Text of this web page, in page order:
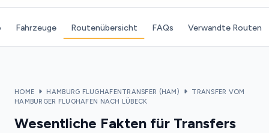
Fahrzeuge Routenübersicht FAQs Verwandte Routen
HOME HAMBURG FLUGHAFENTRANSFER (HAM)
TRANSFER VOM
HAMBURGER FLUGHAFEN NACH LÜBECK
Wesentliche Fakten für Transfers